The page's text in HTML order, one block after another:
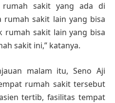
rumah sakit yang ada di
rumah sakit lain yang bisa
rumah sakit lain yang bisa
sakit ini,” katanya.
malam itu, Seno Aji
rumah sakit tersebut
tertib, fasilitas tempat